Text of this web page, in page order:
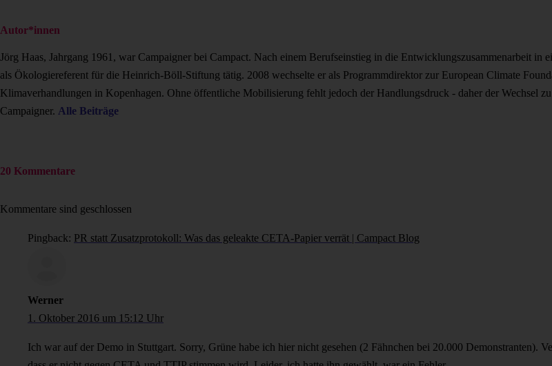
Autor*innen
Jörg Haas, Jahrgang 1961, war Campaigner bei Campact. Nach einem Berufseinstieg in die Entwicklungszusammenarbeit in
als Ökologiereferent für die Heinrich-Böll-Stiftung tätig. 2008 wechselte er als Programmdirektor zur European Climate
Klimaverhandlungen in Kopenhagen. Ohne öffentliche Mobilisierung fehlt jedoch der Handlungsdruck - daher der Wechsel zu
Campaigner. Alle Beiträge
20 Kommentare
Kommentare sind geschlossen
Pingback: PR statt Zusatzprotokoll: Was das geleakte CETA-Papier verrät | Campact Blog
Werner
1. Oktober 2016 um 15:12 Uhr
Ich war auf der Demo in Stuttgart. Sorry, Grüne habe ich hier nicht gesehen (2 Fähnchen bei 20.000 Demonstranten).